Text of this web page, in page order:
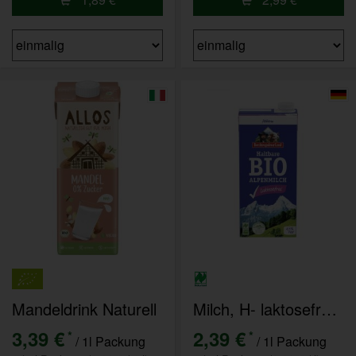
Mandeldrink Naturell
3,39 € * / 1l Packung
Milch, H- laktosefrei 1l 1,5%
2,39 € * / 1l Packung